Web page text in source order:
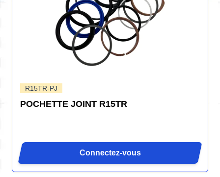
R15TR-PJ
POCHETTE JOINT R15TR
Connectez-vous